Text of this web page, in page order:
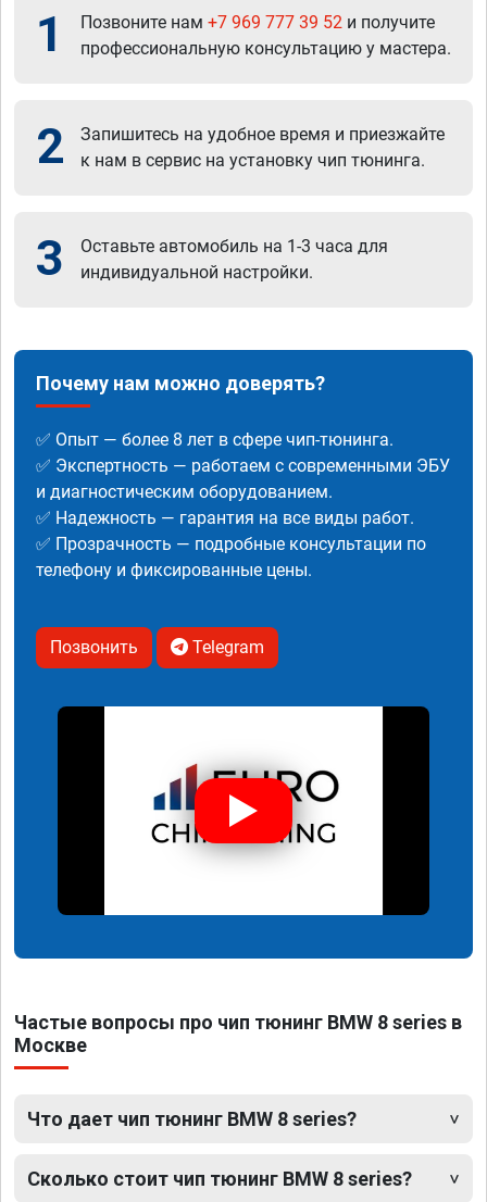
1 Позвоните нам +7 969 777 39 52 и получите
профессиональную консультацию у мастера.
2
Запишитесь на удобное время и приезжайте
к нам в сервис на установку чип тюнинга.
3
Оставьте автомобиль на 1-3 часа для
индивидуальной настройки.
Почему нам можно доверять?
✅ Опыт — более 8 лет в сфере чип-тюнинга.
✅ Экспертность — работаем с современными ЭБУ
и диагностическим оборудованием.
✅ Надежность — гарантия на все виды работ.
✅ Прозрачность — подробные консультации по
телефону и фиксированные цены.
Позвонить Telegram
Частые вопросы про чип тюнинг BMW 8 series в
Москве
Что дает чип тюнинг BMW 8 series?
Сколько стоит чип тюнинг BMW 8 series?